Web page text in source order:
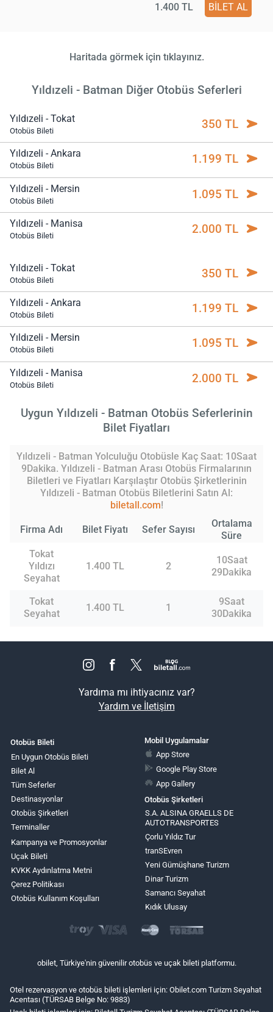
1.400 TL BİLET AL
Haritada görmek için tıklayınız.
Yıldızeli - Batman Diğer Otobüs Seferleri
Yıldızeli - Tokat
Otobüs Bileti 350 TL
Yıldızeli - Ankara
Otobüs Bileti 1.199 TL
Yıldızeli - Mersin
Otobüs Bileti 1.095 TL
Yıldızeli - Manisa
Otobüs Bileti 2.000 TL
Yıldızeli - Tokat
Otobüs Bileti 350 TL
Yıldızeli - Ankara
Otobüs Bileti 1.199 TL
Yıldızeli - Mersin
Otobüs Bileti 1.095 TL
Yıldızeli - Manisa
Otobüs Bileti 2.000 TL
Uygun Yıldızeli - Batman Otobüs Seferlerinin
Bilet Fiyatları
Yıldızeli - Batman Yolculuğu Otobüsle Kaç Saat: 10Saat
9Dakika. Yıldızeli - Batman Arası Otobüs Firmalarının
Biletleri ve Fiyatları Karşılaştır Otobüs Şirketlerinin
Yıldızeli - Batman Otobüs Biletlerini Satın Al:
biletall.com!
Firma Adı Bilet Fiyatı Sefer Sayısı
Ortalama
Süre
Tokat
Yıldızı
Seyahat
1.400 TL 2
10Saat
29Dakika
Tokat
Seyahat
1.400 TL 1
9Saat
30Dakika
Yardıma mı ihtiyacınız var?
Yardım ve İletişim
Otobüs Bileti
En Uygun Otobüs Bileti
Bilet Al
Tüm Seferler
Destinasyonlar
Otobüs Şirketleri
Terminaller
Kampanya ve Promosyonlar
Uçak Bileti
KVKK Aydınlatma Metni
Çerez Politikası
Otobüs Kullanım Koşulları
Mobil Uygulamalar
App Store
Google Play Store
App Gallery
Otobüs Şirketleri
S.A. ALSINA GRAELLS DE
AUTOTRANSPORTES
Çorlu Yıldız Tur
tranSEvren
Yeni Gümüşhane Turizm
Dinar Turizm
Samancı Seyahat
Kıdık Ulusay
obilet, Türkiye'nin güvenilir otobüs ve uçak bileti platformu.
Otel rezervasyon ve otobüs bileti işlemleri için: Obilet.com Turizm Seyahat
Acentası (TÜRSAB Belge No: 9883)